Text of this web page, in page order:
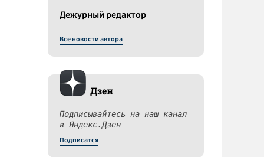
Дежурный редактор
Все новости автора
Дзен
Подписывайтесь на наш канал
в Яндекс.Дзен
Подписатся